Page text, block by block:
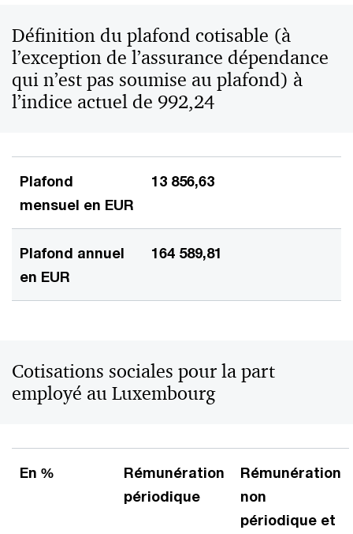
Définition du plafond cotisable (à
l’exception de l’assurance dépendance
qui n’est pas soumise au plafond) à
l’indice actuel de 992,24
Plafond
mensuel en EUR
13 856,63
Plafond annuel
en EUR
164 589,81
Cotisations sociales pour la part
employé au Luxembourg
En %
Rémunération
périodique
Rémunération
non
périodique et